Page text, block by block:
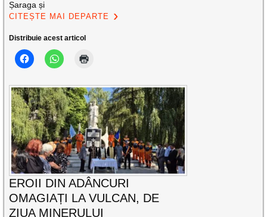
Șaraga și
CITEȘTE MAI DEPARTE
Distribuie acest articol
EROII DIN ADÂNCURI
OMAGIAȚI LA VULCAN, DE
ZIUA MINERULUI